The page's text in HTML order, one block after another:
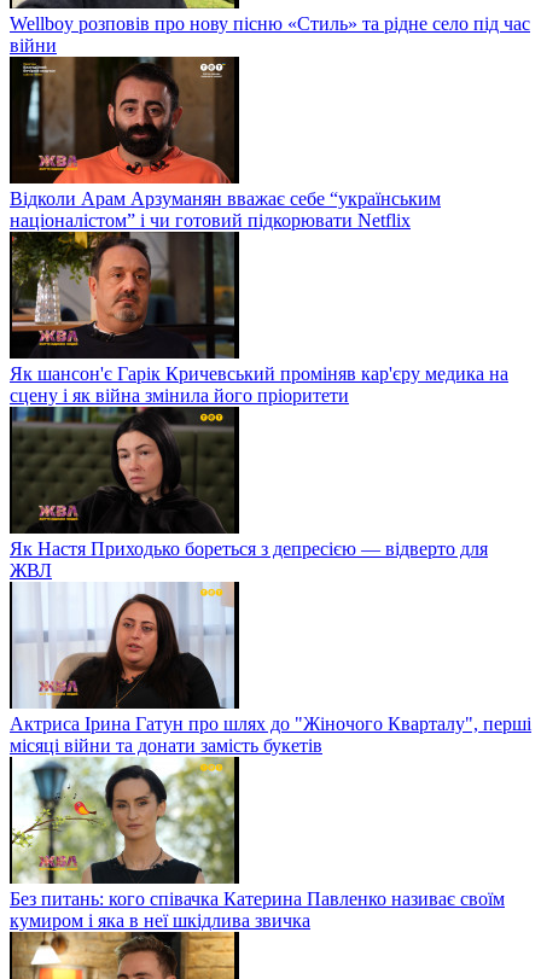
Wellboy розповів про нову пісню «Стиль» та рідне село під час
війни
Відколи Арам Арзуманян вважає себе “українським
націоналістом” і чи готовий підкорювати Netflix
Як шансон'є Гарік Кричевський проміняв кар'єру медика на
сцену і як війна змінила його пріоритети
Як Настя Приходько бореться з депресією — відверто для
ЖВЛ
Актриса Ірина Гатун про шлях до "Жіночого Кварталу", перші
місяці війни та донати замість букетів
Без питань: кого співачка Катерина Павленко називає своїм
кумиром і яка в неї шкідлива звичка